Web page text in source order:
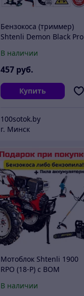
Бензокоса (триммер)
Shtenli Demon Black Pro
В наличии
457 руб.
Купить
100sotok.by
г. Минск
Мотоблок Shtenli 1900
RPO (18-Р) с ВОМ
В наличии